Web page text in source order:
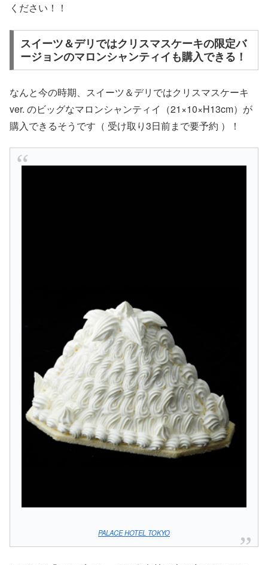
ください！！
スイーツ＆デリではクリスマスケーキの限定バ
ージョンのマロンシャンティイも購入できる！
なんと今の時期、スイーツ＆デリではクリスマスケーキ
ver. のビッグなマロンシャンティイ（21×10×H13cm）が
購入できるそうです（ 受け取り3日前まで要予約 ）！
PALACE HOTEL TOKYO